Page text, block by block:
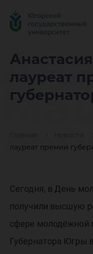
лауреат
лауреат премии
Сегодня, в День
получили высшую
сфере
Губернатора Югры